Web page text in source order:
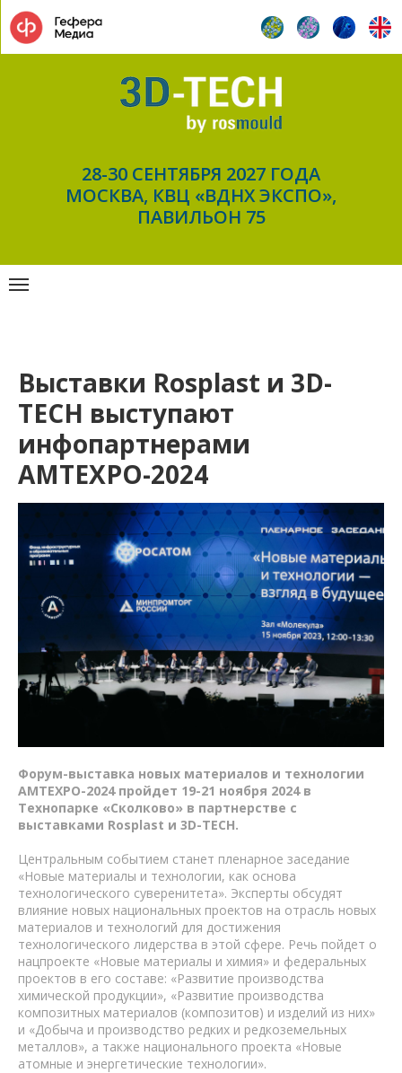
28-30 СЕНТЯБРЯ 2027 ГОДА
МОСКВА, КВЦ «ВДНХ ЭКСПО»,
ПАВИЛЬОН 75
Выставки Rosplast и 3D-
TECH выступают
инфопартнерами
AMTEXPO-2024
Форум-выставка новых материалов и технологии
AMTEXPO-2024 пройдет 19-21 ноября 2024 в
Технопарке «Сколково» в партнерстве с
выставками Rosplast и 3D-TECH.
Центральным событием станет пленарное заседание
«Новые материалы и технологии, как основа
технологического суверенитета». Эксперты обсудят
влияние новых национальных проектов на отрасль новых
материалов и технологий для достижения
технологического лидерства в этой сфере. Речь пойдет о
нацпроекте «Новые материалы и химия» и федеральных
проектов в его составе: «Развитие производства
химической продукции», «Развитие производства
композитных материалов (композитов) и изделий из них»
и «Добыча и производство редких и редкоземельных
металлов», а также национального проекта «Новые
атомные и энергетические технологии».